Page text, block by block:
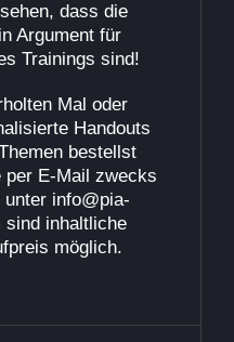
dass die
Argument für
Trainings sind!
Mal oder
Handouts
bestellst
per E-Mail zwecks
info@pia-
sind inhaltliche
möglich.